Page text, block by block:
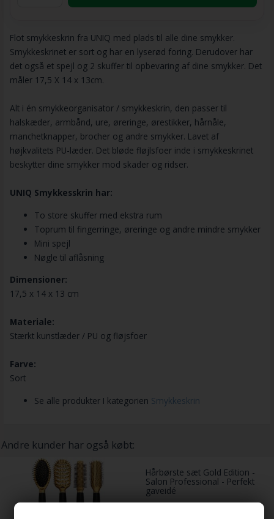
Flot smykkeskrin fra UNIQ med plads til alle dine smykker.
Smykkeskrinet er sort og har en lyserød foring. Derudover har
det også et spejl og 2 skuffer til opbevaring af dine smykker. Det
måler 17,5 X 14 x 13cm.
Alt i én smykkeorganisator / smykkeskrin, den passer til
halskæder, armbånd, ure, øreringe, ørestikker, hårnåle,
manchetknapper, brocher og andre smykker. Lavet af
højkvalitets PU-læder. Det bløde fløjlsfoer inde i smykkeskrinet
beskytter dine smykker mod skader og ridser.
UNIQ Smykkesskrin har:
To store skuffer med ekstra rum
Toprum til fingerringe, øreringe og andre mindre smykker
Mini spejl
Nøgle til aflåsning
Dimensioner:
17,5 x 14 x 13 cm
Materiale:
Stærkt kunstlæder / PU og fløjsfoer
Farve:
Sort
Se alle produkter I kategorien Smykkeskrin
Andre kunder har også købt:
Hårbørste sæt Gold Edition -
Salon Professional - Perfekt
gaveidé